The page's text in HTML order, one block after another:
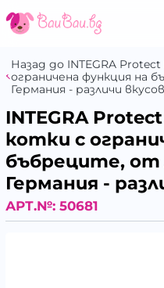
Назад до INTEGRA
ограничена функция на
Германия - различи
INTEGRA
котки с
бъбреците, от
Германия -
АРТ.№: 50681